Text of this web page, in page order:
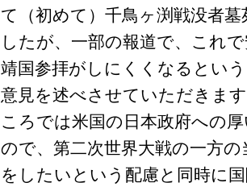
て（初めて）千鳥ヶ渕戦没者
したが、一部の報道で、これ
靖国参拝がしにくくなるとい
意見を述べさせていただきま
ころでは米国の日本政府への
ので、第二次世界大戦の一方
をしたいという配慮と同時に